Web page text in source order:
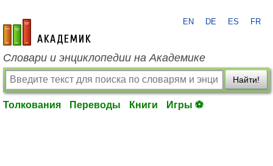
academic.ru
EN DE ES FR
Словари и энциклопедии на Академике
Найти!
Толкования Переводы Книги Игры ⚽